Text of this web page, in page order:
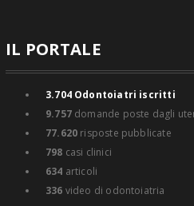
IL PORTALE
3.704Odontoiatri iscritti
9.757domande poste dagli
77.620 risposte pubblicate
798 casi clinici
634 articoli
336 video di odontoiatria